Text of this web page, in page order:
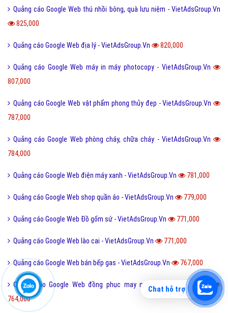
Quảng cáo Google Web thú nhồi bông, quà lưu niệm - VietAdsGroup.Vn
825,000
Quảng cáo Google Web địa lý - VietAdsGroup.Vn 820,000
Quảng cáo Google Web máy in máy photocopy - VietAdsGroup.Vn
807,000
Quảng cáo Google Web vật phẩm phong thủy đẹp - VietAdsGroup.Vn
787,000
Quảng cáo Google Web phòng cháy, chữa cháy - VietAdsGroup.Vn
784,000
Quảng cáo Google Web điện máy xanh - VietAdsGroup.Vn 781,000
Quảng cáo Google Web shop quần áo - VietAdsGroup.Vn 779,000
Quảng cáo Google Web Đồ gốm sứ - VietAdsGroup.Vn 771,000
Quảng cáo Google Web lào cai - VietAdsGroup.Vn 771,000
Quảng cáo Google Web bán bếp gas - VietAdsGroup.Vn 767,000
Quảng cáo Google Web đồng phục may mặc - VietAdsGroup.Vn
764,000
Chat hỗ trợ